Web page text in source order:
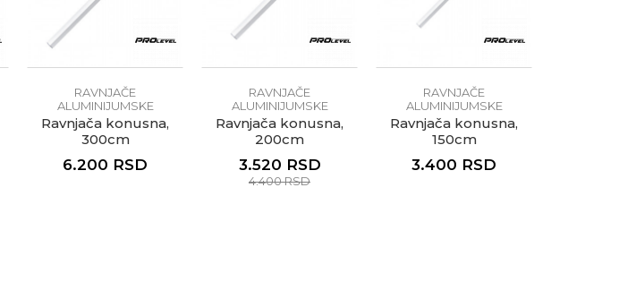
RAVNJAČE
ALUMINIJUMSKE
Ravnjača konusna,
300cm
6.200 RSD
RAVNJAČE
ALUMINIJUMSKE
Ravnjača konusna,
200cm
3.520 RSD
4.400RSD
RAVNJAČE
ALUMINIJUMSKE
Ravnjača konusna,
150cm
3.400 RSD